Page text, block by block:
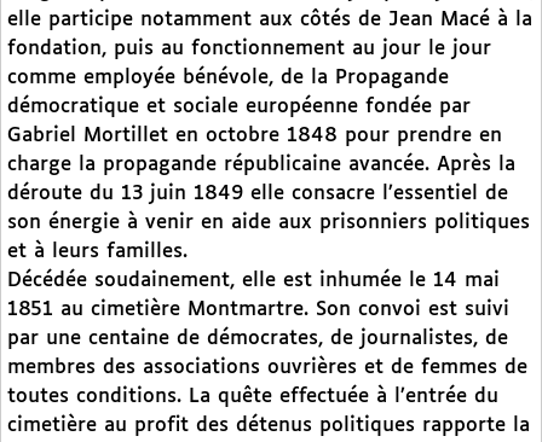
elle participe notamment aux côtés de Jean Macé à la
fondation, puis au fonctionnement au jour le jour
comme employée bénévole, de la Propagande
démocratique et sociale européenne fondée par
Gabriel Mortillet en octobre 1848 pour prendre en
charge la propagande républicaine avancée. Après la
déroute du 13 juin 1849 elle consacre l’essentiel de
son énergie à venir en aide aux prisonniers politiques
et à leurs familles.
Décédée soudainement, elle est inhumée le 14 mai
1851 au cimetière Montmartre. Son convoi est suivi
par une centaine de démocrates, de journalistes, de
membres des associations ouvrières et de femmes de
toutes conditions. La quête effectuée à l’entrée du
cimetière au profit des détenus politiques rapporte la